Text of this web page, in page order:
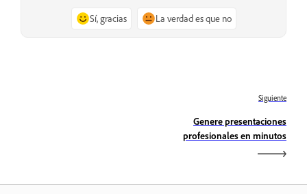
Sí, gracias La verdad es que no
Siguiente
Genere presentaciones
profesionales en minutos